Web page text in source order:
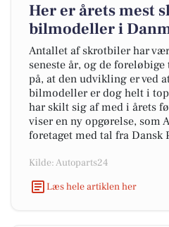
Her er årets mest
bilmodeller i
Antallet af skrotbiler har
seneste år, og de
på, at den udvikling er ved
bilmodeller er dog helt i
har skilt sig af med i årets
viser en ny opgørelse, som
foretaget med tal fra Dansk
Kilde: Autoparts24
Læs hele artiklen her